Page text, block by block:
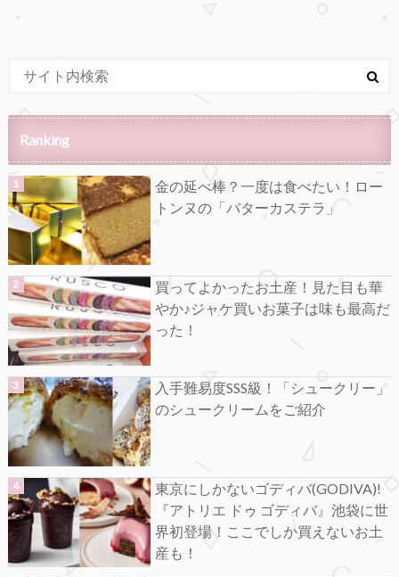
Ranking
金の延べ棒？一度は食べたい！ロー
トンヌの「バターカステラ」
買ってよかったお土産！見た目も華
やか♪ジャケ買いお菓子は味も最高だ
った！
入手難易度SSS級！「シュークリー」
のシュークリームをご紹介
東京にしかないゴディバ(GODIVA)!
『アトリエ ドゥ ゴディバ』池袋に世
界初登場！ここでしか買えないお土
産も！